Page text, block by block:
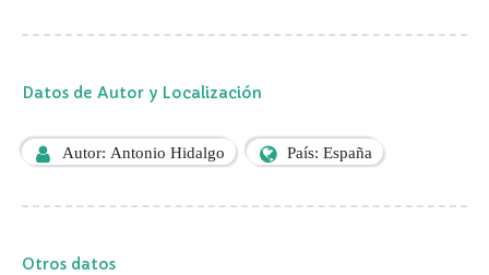
Datos de Autor y Localización
Autor: Antonio Hidalgo País: España
Otros datos